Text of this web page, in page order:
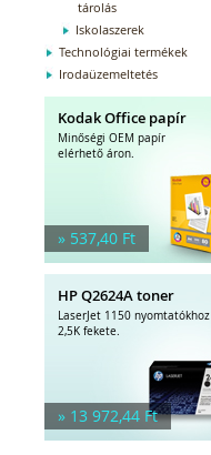
tárolás
Iskolaszerek
Technológiai termékek
Irodaüzemeltetés
Kodak Office papír
Minőségi OEM papír
elérhető áron.
» 537,40 Ft
HP Q2624A toner
LaserJet 1150 nyomtatókhoz
2,5K fekete.
» 13 972,44 Ft